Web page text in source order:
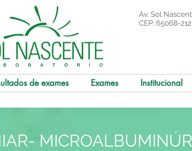
Av. Sol
CEP: 65068-212
de exames Exames Institucional